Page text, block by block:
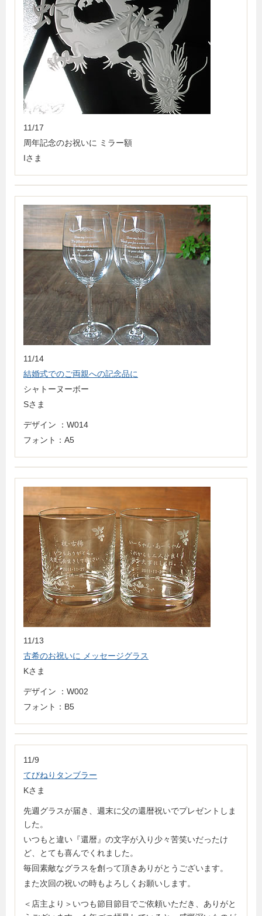
11/17
周年記念のお祝いに ミラー額
Iさま
11/14
結婚式でのご両親への記念品に
シャトーヌーボー
Sさま
デザイン ：W014
フォント：A5
11/13
古希のお祝いに メッセージグラス
Kさま
デザイン ：W002
フォント：B5
11/9
てびねりタンブラー
Kさま
先週グラスが届き、週末に父の還暦祝いでプレゼントしま
した。
いつもと違い『還暦』の文字が入り少々苦笑いだったけ
ど、とても喜んでくれました。
毎回素敵なグラスを創って頂きありがとうございます。
また次回の祝いの時もよろしくお願いします。
＜店主より＞いつも節目節目でご依頼いただき、ありがと